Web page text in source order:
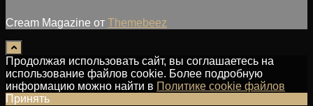
Cream Magazine от Themebeez
Продолжая использовать сайт, вы соглашаетесь на
использование файлов cookie. Более подробную
информацию можно найти в Политике cookie файлов
Принять